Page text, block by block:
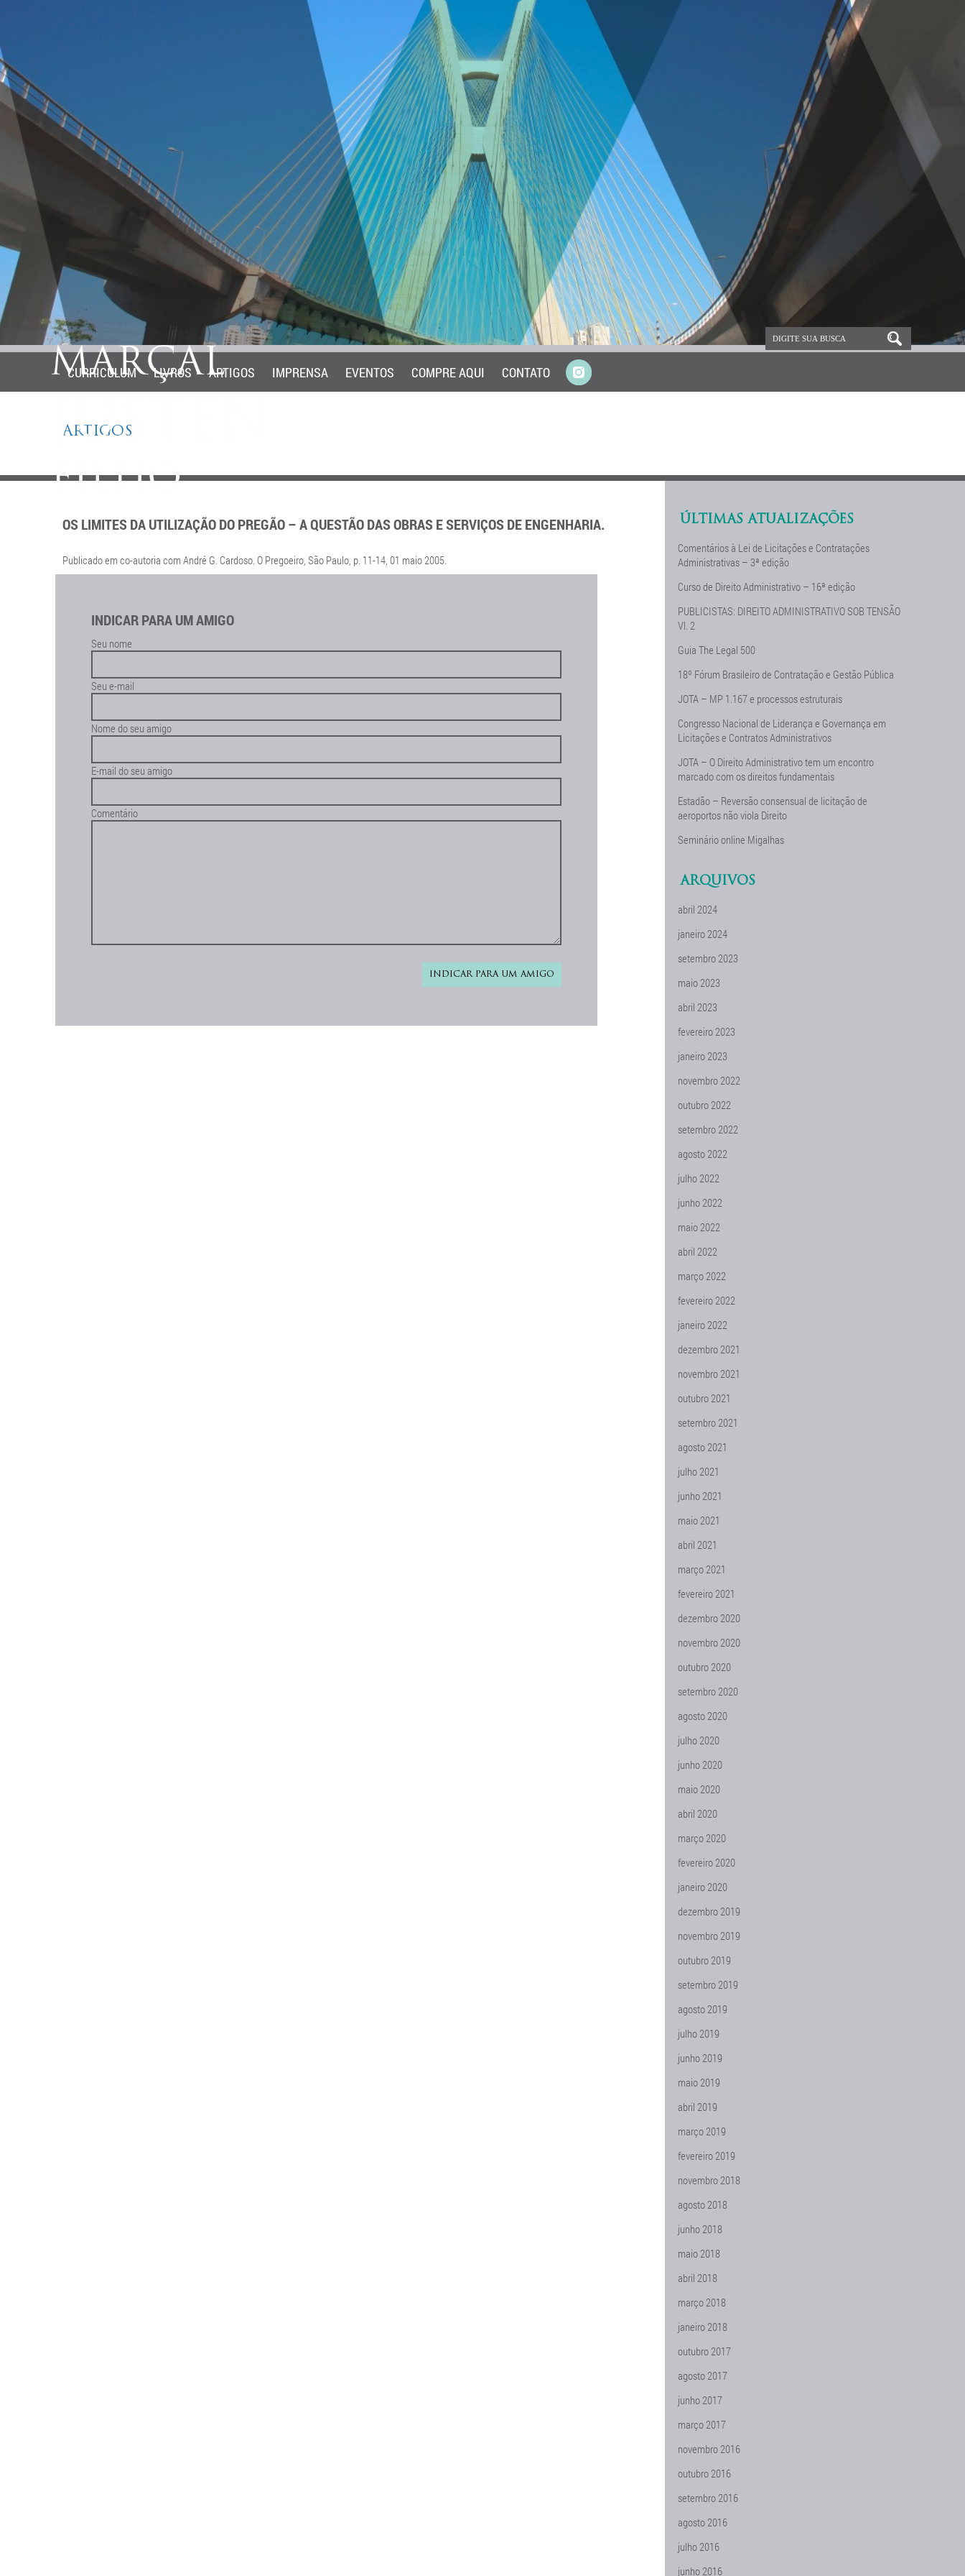
CURRICULUM LIVROS ARTIGOS IMPRENSA EVENTOS COMPRE AQUI CONTATO
ARTIGOS
OS LIMITES DA UTILIZAÇÃO DO PREGÃO – A QUESTÃO DAS OBRAS E SERVIÇOS DE ENGENHARIA.
Publicado em co-autoria com André G. Cardoso. O Pregoeiro, São Paulo, p. 11-14, 01 maio 2005.
INDICAR PARA UM AMIGO
Seu nome
Seu e-mail
Nome do seu amigo
E-mail do seu amigo
Comentário
ÚLTIMAS ATUALIZAÇÕES
Comentários à Lei de Licitações e Contratações
Administrativas – 3ª edição
Curso de Direito Administrativo – 16ª edição
PUBLICISTAS: DIREITO ADMINISTRATIVO SOB TENSÃO
Vl. 2
Guia The Legal 500
18º Fórum Brasileiro de Contratação e Gestão Pública
JOTA – MP 1.167 e processos estruturais
Congresso Nacional de Liderança e Governança em
Licitações e Contratos Administrativos
JOTA – O Direito Administrativo tem um encontro
marcado com os direitos fundamentais
Estadão – Reversão consensual de licitação de
aeroportos não viola Direito
Seminário online Migalhas
ARQUIVOS
abril 2024
janeiro 2024
setembro 2023
maio 2023
abril 2023
fevereiro 2023
janeiro 2023
novembro 2022
outubro 2022
setembro 2022
agosto 2022
julho 2022
junho 2022
maio 2022
abril 2022
março 2022
fevereiro 2022
janeiro 2022
dezembro 2021
novembro 2021
outubro 2021
setembro 2021
agosto 2021
julho 2021
junho 2021
maio 2021
abril 2021
março 2021
fevereiro 2021
dezembro 2020
novembro 2020
outubro 2020
setembro 2020
agosto 2020
julho 2020
junho 2020
maio 2020
abril 2020
março 2020
fevereiro 2020
janeiro 2020
dezembro 2019
novembro 2019
outubro 2019
setembro 2019
agosto 2019
julho 2019
junho 2019
maio 2019
abril 2019
março 2019
fevereiro 2019
novembro 2018
agosto 2018
junho 2018
maio 2018
abril 2018
março 2018
janeiro 2018
outubro 2017
agosto 2017
junho 2017
março 2017
novembro 2016
outubro 2016
setembro 2016
agosto 2016
julho 2016
junho 2016